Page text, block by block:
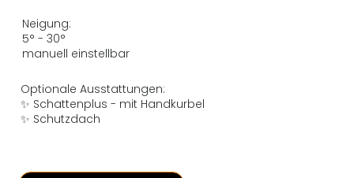
Neigung:
5° - 30°
manuell einstellbar
Optionale Ausstattungen:
✨ Schattenplus - mit Handkurbel
✨ Schutzdach